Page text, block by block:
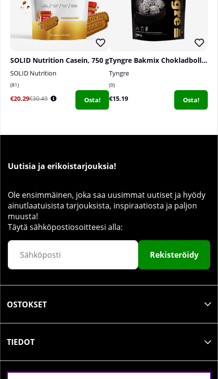
SOLID Nutrition Casein, 750 g
SOLID Nutrition
81
€20.29€30.49 Osta!
Tyngre Bakmix Chokladbollar, 750 g
Tyngre
0
€15.19 Osta!
Uutisia ja erikoistarjouksia!
Ole ensimmäinen, joka saa uusimmat uutiset ja hyödy
ainutlaatuisista tarjouksista, inspiraatiosta ja paljon
muusta!
Täytä sähköpostiosoitteesi alla:
Rekisteröidy
OSTOKSET
TIEDOT